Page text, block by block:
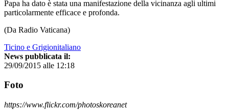
Papa ha dato è stata una manifestazione della vicinanza agli ultimi
particolarmente efficace e profonda.
(Da Radio Vaticana)
Ticino e Grigionitaliano
News pubblicata il:
29/09/2015 alle 12:18
Foto
https://www.flickr.com/photoskoreanet